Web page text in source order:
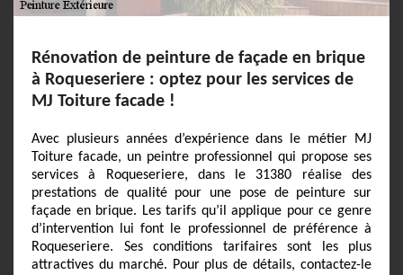
Rénovation de peinture de façade en brique
à Roqueseriere : optez pour les services de
MJ Toiture facade !
Avec plusieurs années d’expérience dans le métier MJ
Toiture facade, un peintre professionnel qui propose ses
services à Roqueseriere, dans le 31380 réalise des
prestations de qualité pour une pose de peinture sur
façade en brique. Les tarifs qu’il applique pour ce genre
d’intervention lui font le professionnel de préférence à
Roqueseriere. Ses conditions tarifaires sont les plus
attractives du marché. Pour plus de détails, contactez-le